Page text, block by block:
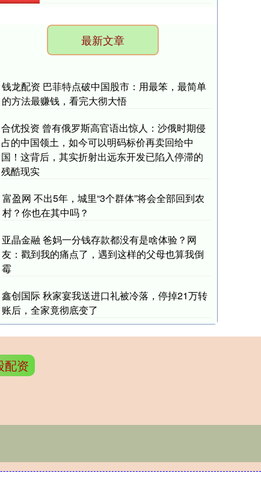
最新文章
钱龙配资 巴菲特点破中国股市：用最笨，最简单
的方法最赚钱，看完大彻大悟
合优投资 曾有俄罗斯高官语出惊人：沙俄时期侵
占的中国领土，如今可以明码标价再卖回给中
国！这背后，其实折射出远东开发已陷入停滞的
残酷现实
富盈网 不出5年，城里“3个群体”将会全部回到农
村？你也在其中吗？
亚晶金融 爸妈一分钱存款都没有是啥体验？网
友：戳到我的痛点了，遇到这样的父母也算我倒
霉
鑫创国际 秋家宴我送进口礼被冷落，停掉21万转
账后，全家竟彻底变了
配资